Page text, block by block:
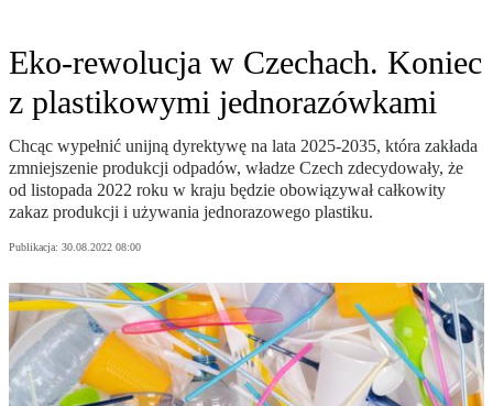
Eko-rewolucja w Czechach. Koniec
z plastikowymi jednorazówkami
Chcąc wypełnić unijną dyrektywę na lata 2025-2035, która zakłada
zmniejszenie produkcji odpadów, władze Czech zdecydowały, że
od listopada 2022 roku w kraju będzie obowiązywał całkowity
zakaz produkcji i używania jednorazowego plastiku.
Publikacja: 30.08.2022 08:00